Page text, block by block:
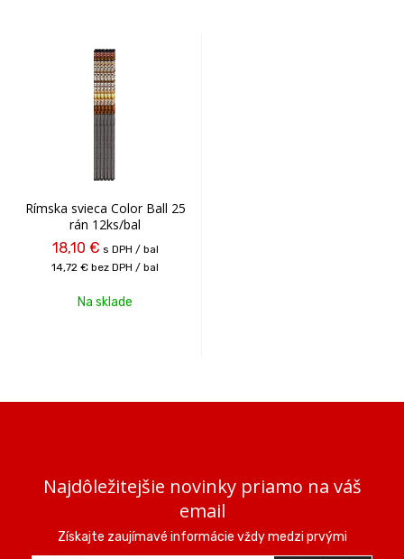
Rímska svieca Color Ball 25
rán 12ks/bal
18,10 € s DPH / bal
14,72 € bez DPH / bal
Na sklade
Najdôležitejšie novinky priamo na váš
email
Získajte zaujímavé informácie vždy medzi prvými